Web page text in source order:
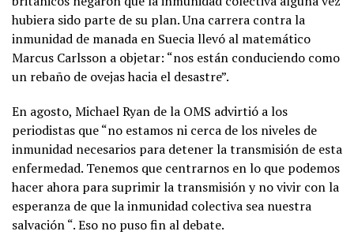
hubiera sido parte de su plan. Una carrera contra la
inmunidad de manada en Suecia llevó al matemático
Marcus Carlsson a objetar: “nos están conduciendo como
un rebaño de ovejas hacia el desastre”.
En agosto, Michael Ryan de la OMS advirtió a los
periodistas que “no estamos ni cerca de los niveles de
inmunidad necesarios para detener la transmisión de esta
enfermedad. Tenemos que centrarnos en lo que podemos
hacer ahora para suprimir la transmisión y no vivir con la
esperanza de que la inmunidad colectiva sea nuestra
salvación “. Eso no puso fin al debate.